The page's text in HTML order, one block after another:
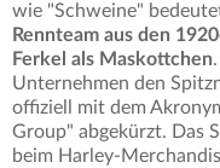
wie "Schweine"
Rennteam aus den
Ferkel als Maskottchen
Unternehmen den
offiziell mit dem
Group" abgekürzt. Das
beim Harley-